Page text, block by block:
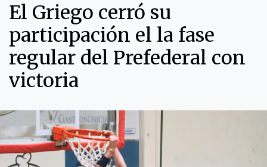
El Griego cerró su
participación el la fase
regular del Prefederal con
victoria